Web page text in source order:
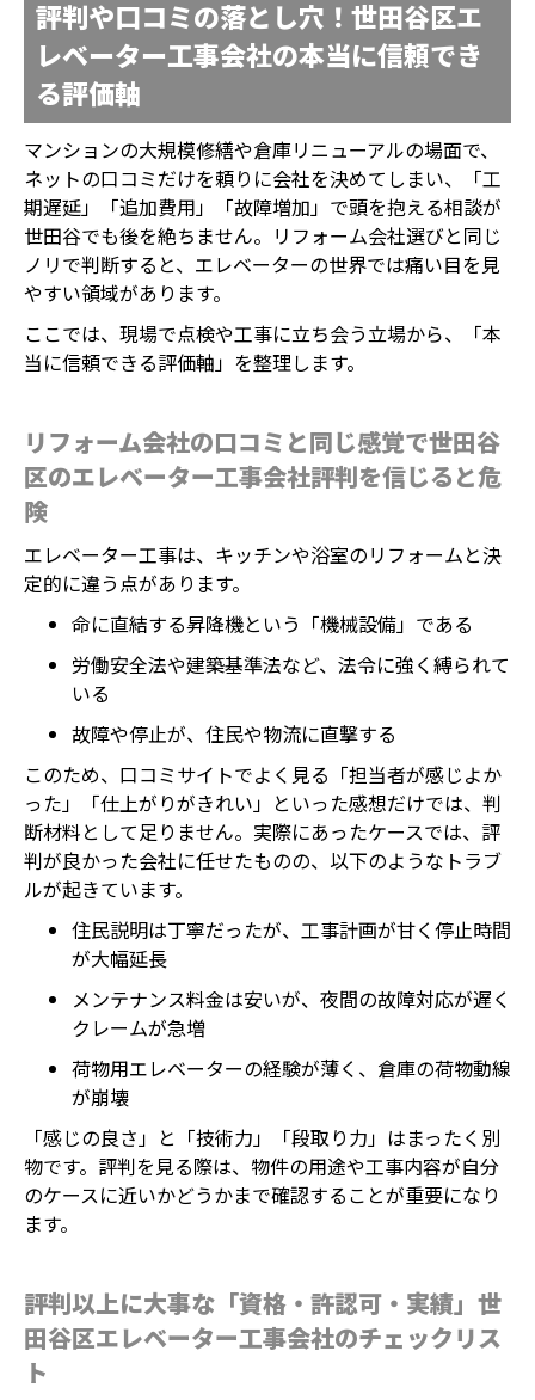
評判や口コミの落とし穴！世田谷区エ
レベーター工事会社の本当に信頼でき
る評価軸
マンションの大規模修繕や倉庫リニューアルの場面で、
ネットの口コミだけを頼りに会社を決めてしまい、「工
期遅延」「追加費用」「故障増加」で頭を抱える相談が
世田谷でも後を絶ちません。リフォーム会社選びと同じ
ノリで判断すると、エレベーターの世界では痛い目を見
やすい領域があります。
ここでは、現場で点検や工事に立ち会う立場から、「本
当に信頼できる評価軸」を整理します。
リフォーム会社の口コミと同じ感覚で世田谷
区のエレベーター工事会社評判を信じると危
険
エレベーター工事は、キッチンや浴室のリフォームと決
定的に違う点があります。
命に直結する昇降機という「機械設備」である
労働安全法や建築基準法など、法令に強く縛られて
いる
故障や停止が、住民や物流に直撃する
このため、口コミサイトでよく見る「担当者が感じよか
った」「仕上がりがきれい」といった感想だけでは、判
断材料として足りません。実際にあったケースでは、評
判が良かった会社に任せたものの、以下のようなトラブ
ルが起きています。
住民説明は丁寧だったが、工事計画が甘く停止時間
が大幅延長
メンテナンス料金は安いが、夜間の故障対応が遅く
クレームが急増
荷物用エレベーターの経験が薄く、倉庫の荷物動線
が崩壊
「感じの良さ」と「技術力」「段取り力」はまったく別
物です。評判を見る際は、物件の用途や工事内容が自分
のケースに近いかどうかまで確認することが重要になり
ます。
評判以上に大事な「資格・許認可・実績」世
田谷区エレベーター工事会社のチェックリス
ト